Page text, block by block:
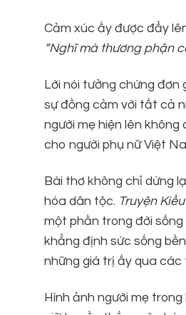
Cảm xúc ấy được đẩy
“Nghĩ mà thương phận
Lời nói tưởng chừng đơn
sự đồng cảm với tất cả
người mẹ hiện lên
cho người phụ nữ Việt
Bài thơ không chỉ dừng
hóa dân tộc. Truyện Kiều
một phần trong đời
khẳng định sức sống
những giá trị ấy qua các
Hình ảnh người mẹ